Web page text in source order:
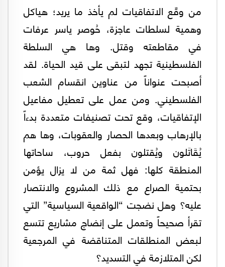
من وقّع الاتفاقيات لم يأخذ ما يريد؛ هياكل
وهمية لسلطات عاجزة، حُوصر ياسر عرفات
في مقاطعته وقتل. وها هي السلطة
الفلسطينية تجهد لتبقى على قيد الحياة. لقد
أصبحت عنواناً من عناوين انقسام الشعب
الفلسطيني. ومن عمل على تعطيل مفاعيل
الإتفاقيات، وقع تحت تصنيفات متعددة بدءاً
بالإرهاب وبعدها الحصار والعقوبات، وها هم
يُقَاتَلون ويُقتلون بفعل حروب، ساحاتها
المنطقة كلها: فهل ثمة من لا يزال يؤمن
بحتمية الصراع مع ذلك المشروع والانتصار
عليه؟ وهل نضجت “الواقعية السياسية” التي
تقرأ صحيحاً وتعمل على إنضاج مشاريع تتسع
لبعض المنطلقات المتناقضة في المرجعية
لكن المتلازمة في التسديد؟